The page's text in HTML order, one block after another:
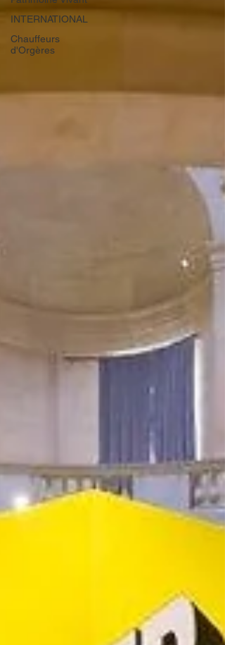
INTERNATIONAL
Chauffeurs
d'Orgères